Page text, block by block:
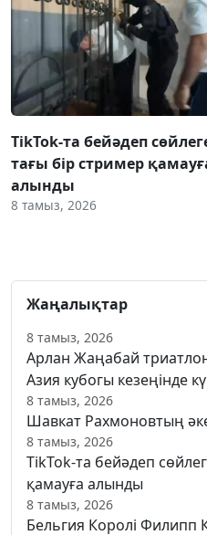
TikTok-та бейәдеп
тағы бір стример
алынды
8 тамыз, 2026
Жаңалықтар
8 тамыз, 2026
Арлан Жаңабай
Азия кубогы кезеңінде
8 тамыз, 2026
Шавкат Рахмоновтың
8 тамыз, 2026
TikTok-та бейәдеп
қамауға алынды
8 тамыз, 2026
Бельгия Королі Филипп